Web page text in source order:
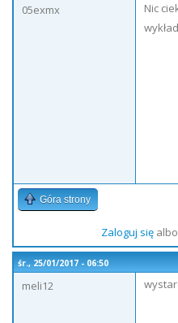
05exmx
Nic
Góra strony
Zaloguj sięalbo
śr., 25/01/2017 - 06:50
meli12